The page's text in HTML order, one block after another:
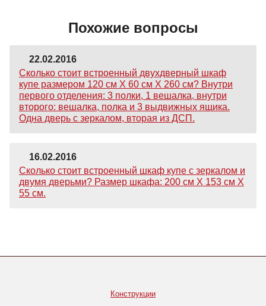
Похожие вопросы
22.02.2016
Сколько стоит встроенный двухдверный шкаф
купе размером 120 см Х 60 см Х 260 см? Внутри
первого отделения: 3 полки, 1 вешалка, внутри
второго: вешалка, полка и 3 выдвижных ящика.
Одна дверь с зеркалом, вторая из ДСП.
16.02.2016
Сколько стоит встроенный шкаф купе с зеркалом и
двумя дверьми? Размер шкафа: 200 см Х 153 см Х
55 см.
Конструкции